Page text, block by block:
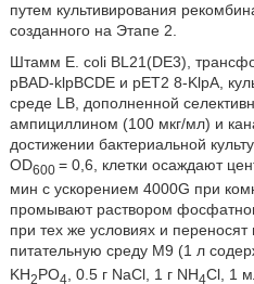
путем культивирования
созданного на Этапе 2.
Штамм Е. coli BL21(DE3),
pBAD-klpBCDE и рЕТ2 8-KlpA,
среде LB, дополненной
ампициллином (100 мкг/мл) и
достижении бактериальной
OD600 = 0,6, клетки осаждают
мин с ускорением 4000G при
промывают раствором
при тех же условиях и
питательную среду М9 (1 л
KH2PO4 , 0.5 г NaCl, 1 г NH4Cl, 1